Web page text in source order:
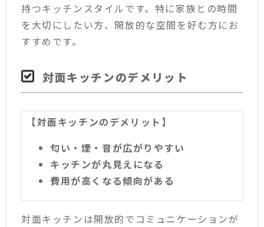
持つキッチンスタイルです。特に家族との時間
を大切にしたい方、開放的な空間を好む方にお
すすめです。
対面キッチンのデメリット
【対面キッチンのデメリット】
匂い・煙・音が広がりやすい
キッチンが丸見えになる
費用が高くなる傾向がある
対面キッチンは開放的でコミュニケーションが